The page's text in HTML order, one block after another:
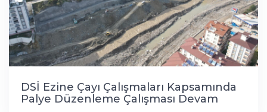
DSİ Ezine Çayı Çalışmaları Kapsamında
Palye Düzenleme Çalışması Devam